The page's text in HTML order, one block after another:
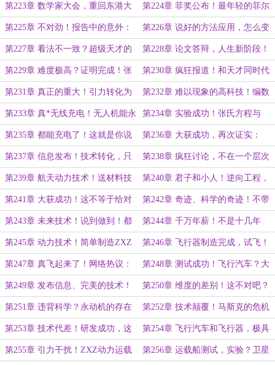
模拟、特性提升！ 革命性突破和退休申请……
第223章 数学家大会，重回东港大
学！荣誉和尴尬……
第224章 菲奖公布！最年轻的菲尔
兹获得者！
第225章 不对劲！报告中的意外：
问题解决了还怎么继续……
第226章 说好的方法应用，怎么变
成黎曼猜想证明了？
第227章 看法不一致？超级天才的
特质，皇帝不急太监急……
第228章 论文答辩，人生新阶段！
次序颠倒，你这是做工程呢？
第229章 难度极高？证明完成！张
明浩：数学好复杂啊……
第230章 疯狂报道！和天才同时代
还真是可悲……
第231章 真正的重大！引力转化为
电磁力，不用解释了吧……
第232章 难以现象的高科技！编数
据？你真是我的人生导师……
第233章 真*无线充电！无人机能永
远飞行！
第234章 实验成功！张氏方程与
ZXZ波定向控制！
第235章 都能充电了！这就是你说
的很难有突破？
第236章 大获成功，再次证实：
ZXZ要看电磁实验室！
第237章 信息发布！技术转化，只
能拉下老脸了……
第238章 疯狂讨论，不在一个层次
上的研究！不可思议……
第239章 航天动力技术！送材料技
术？真是好人啊……
第240章 君子和小人！逆向工程，
自然而然的完成！
第241章 大获成功！这不等于给对
方送技术嘛！
第242章 奇迹、科学的奇迹！不带
电池也能起飞……
第243章 未来技术！说到做到！都
不是一个世界的人……
第244章 千万年薪！不是十几年
吗？现在就有了！
第245章 动力技术！简单制造ZXZ
飞行装置……
第246章 飞行器制造完成，试飞！
有点难以想象啊……
第247章 真飞起来了！网络热议：
外星UFO飞碟技术？
第248章 测试成功！飞行汽车？大
玩具的下一步……
第249章 发布信息、完美的技术！
航空发动机、火箭都要淘汰了……
第250章 维度的差别！这不对吧？
不符合能量守恒定律……
第251章 违背科学？永动机的存在
性！火箭技术终将淘汰……
第252章 技术颠覆！马斯克的危机
感：你们为什么没有技术？
第253章 技术代差！研发成功，这
是从未出现的情况……
第254章 飞行汽车和飞行器，极具
历史意义的时刻！
第255章 引力干扰！ZXZ动力运载 第256章 运载船测试，实验？卫星